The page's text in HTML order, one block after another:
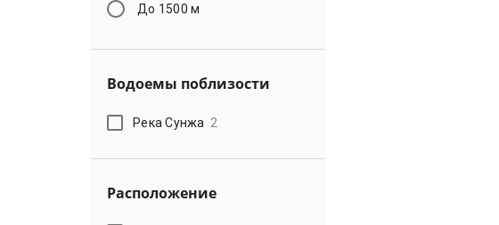
До 1500 м
Водоемы поблизости
Река Сунжа 2
Расположение